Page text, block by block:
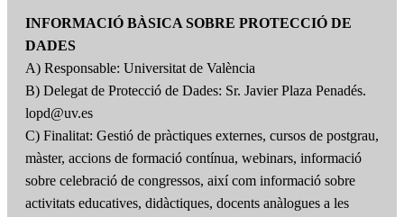
INFORMACIÓ BÀSICA SOBRE PROTECCIÓ DE
DADES
A) Responsable: Universitat de València
B) Delegat de Protecció de Dades: Sr. Javier Plaza Penadés.
lopd@uv.es
C) Finalitat: Gestió de pràctiques externes, cursos de postgrau,
màster, accions de formació contínua, webinars, informació
sobre celebració de congressos, així com informació sobre
activitats educatives, didàctiques, docents anàlogues a les